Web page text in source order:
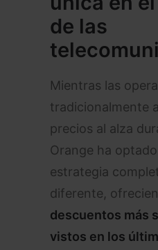
de las
Mientras las
tradicionalmente
precios al alza
Orange ha
estrategia
diferente,
descuentos más
vistos en los